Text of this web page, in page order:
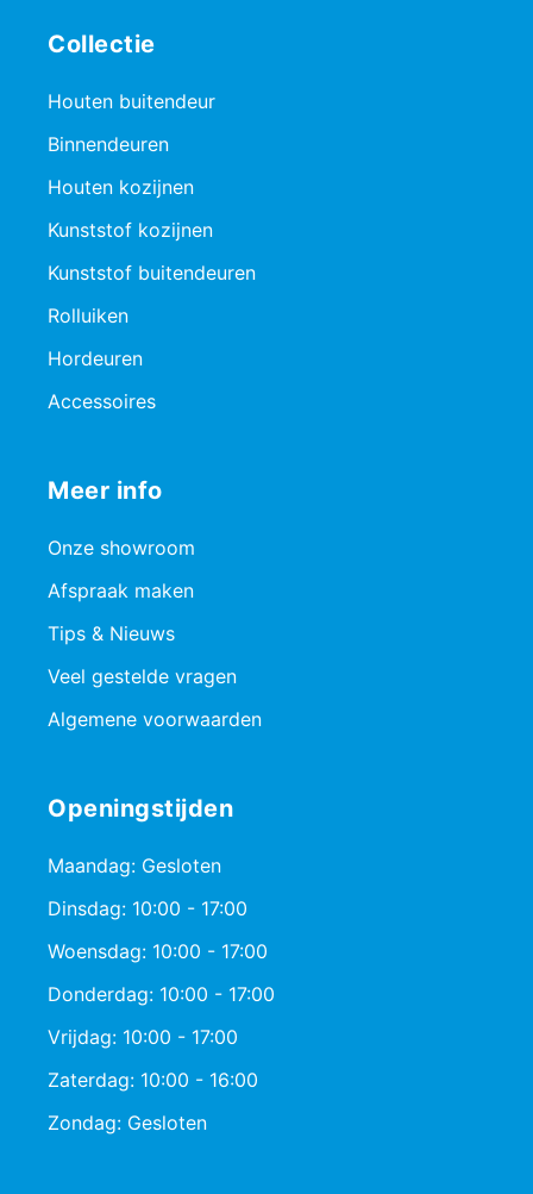
Collectie
Houten buitendeur
Binnendeuren
Houten kozijnen
Kunststof kozijnen
Kunststof buitendeuren
Rolluiken
Hordeuren
Accessoires
Meer info
Onze showroom
Afspraak maken
Tips & Nieuws
Veel gestelde vragen
Algemene voorwaarden
Openingstijden
Maandag: Gesloten
Dinsdag: 10:00 - 17:00
Woensdag: 10:00 - 17:00
Donderdag: 10:00 - 17:00
Vrijdag: 10:00 - 17:00
Zaterdag: 10:00 - 16:00
Zondag: Gesloten